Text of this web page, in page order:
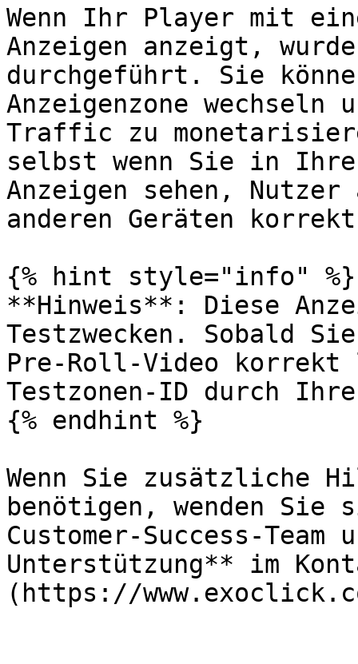
Wenn Ihr Player mit
Anzeigen anzeigt,
durchgeführt. Sie
Anzeigenzone
Traffic zu
selbst wenn Sie in
Anzeigen sehen, Nutzer
anderen Geräten
{% hint style="info" %}
**Hinweis**: Diese
Testzwecken. Sobald
Pre-Roll-Video
Testzonen-ID durch
{% endhint %}
Wenn Sie zusätzliche
benötigen, wenden
Customer-Success-
Unterstützung** im
(https://